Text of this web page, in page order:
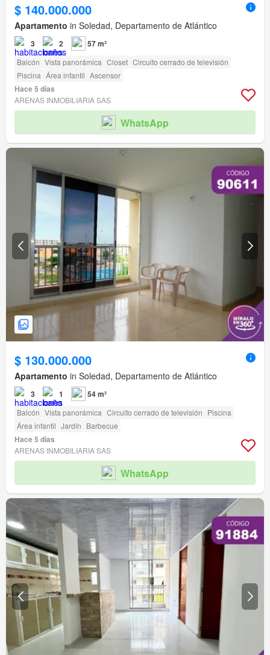
$ 140.000.000
Apartamento in Soledad, Departamento de Atlántico
3 2 57 m²
Balcón Vista panorámica Closet Circuito cerrado de televisión
Piscina Área infantil Ascensor
Hace 5 días
ARENAS INMOBILIARIA SAS
WhatsApp
$ 130.000.000
Apartamento in Soledad, Departamento de Atlántico
3 1 54 m²
Balcón Vista panorámica Circuito cerrado de televisión Piscina
Área infantil Jardín Barbecue
Hace 5 días
ARENAS INMOBILIARIA SAS
WhatsApp